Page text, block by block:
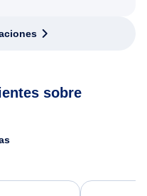
sobre